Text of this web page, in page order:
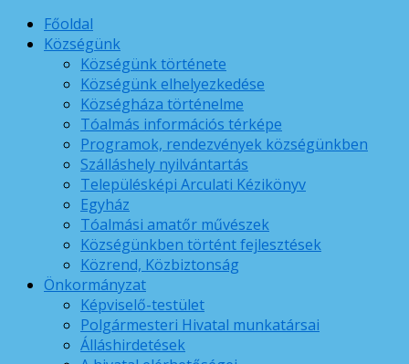
Főoldal
Községünk
Községünk története
Községünk elhelyezkedése
Községháza történelme
Tóalmás információs térképe
Programok, rendezvények községünkben
Szálláshely nyilvántartás
Településképi Arculati Kézikönyv
Egyház
Tóalmási amatőr művészek
Községünkben történt fejlesztések
Közrend, Közbiztonság
Önkormányzat
Képviselő-testület
Polgármesteri Hivatal munkatársai
Álláshirdetések